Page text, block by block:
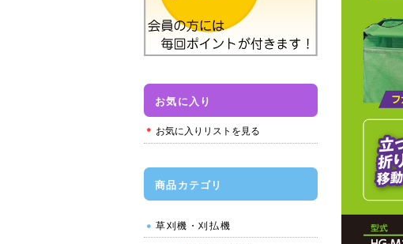
お気に入り
お気に入りリストを見る
商品カテゴリ
草刈機・刈払機